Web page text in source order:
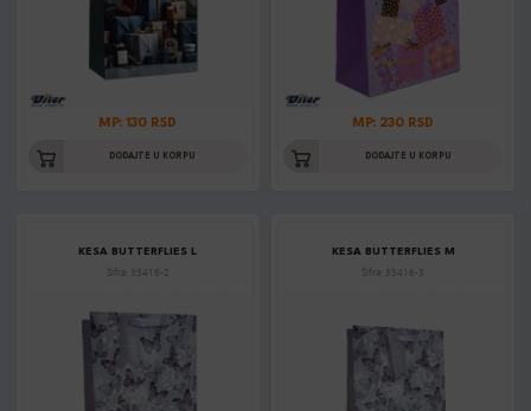
MP: 130 RSD
DODAJTE U KORPU
MP: 230 RSD
DODAJTE U KORPU
KESA BUTTERFLIES L
Šifra: 35416-2
KESA BUTTERFLIES M
Šifra: 35416-3